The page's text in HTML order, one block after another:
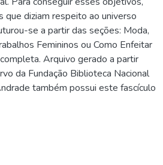
que diziam respeito ao universo
se a partir das seções: Moda,
Femininos ou Como Enfeitar
Arquivo gerado a partir
da Fundação Biblioteca Nacional
também possui este fascículo